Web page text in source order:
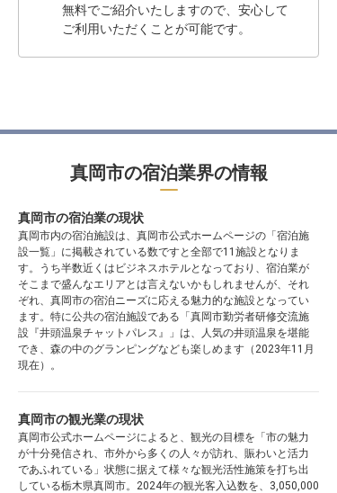
無料でご紹介いたしますので、安心して
ご利用いただくことが可能です。
真岡市の宿泊業界の情報
真岡市の宿泊業の現状
真岡市内の宿泊施設は、真岡市公式ホームページの「宿泊施
設一覧」に掲載されている数ですと全部で11施設となりま
す。うち半数近くはビジネスホテルとなっており、宿泊業が
そこまで盛んなエリアとは言えないかもしれませんが、それ
ぞれ、真岡市の宿泊ニーズに応える魅力的な施設となってい
ます。特に公共の宿泊施設である「真岡市勤労者研修交流施
設『井頭温泉チャットパレス』」は、人気の井頭温泉を堪能
でき、森の中のグランピングなども楽しめます（2023年11月
現在）。
真岡市の観光業の現状
真岡市公式ホームページによると、観光の目標を「市の魅力
が十分発信され、市外から多くの人々が訪れ、賑わいと活力
であふれている」状態に据えて様々な観光活性施策を打ち出
している栃木県真岡市。2024年の観光客入込数を、3,050,000